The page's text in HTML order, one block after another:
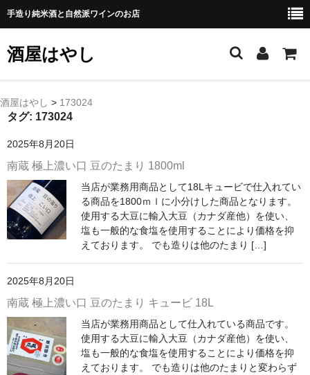
手造り純米酒と自然派ワインのお店
酒屋はやし
ホーム
純 米 酒
よえもん 川村酒造店（岩手県花巻市）
田从･月下の舞 舞鶴酒造（秋田県横手市）
綿屋 金の井酒造（宮城県栗原市）
大七 大七酒造（福島県二本松市）
宗玄 宗玄酒造（石川県珠洲市）
神亀 神亀酒造（埼玉県蓮田市）
隆・丹沢山 川西屋酒造店（神奈川県足柄上郡）
酒屋はやし > 173024
タグ: 173024
2025年8月20日
南蔵 極上濃い口 豆のたまり 1800ml
当店が業務用商品として18Lキュービで仕入れてい
る商品を1800ｍｌに小分けした商品となります。
使用する大豆に輸入大豆（カナダ産他）を使い、
塩も一般的な食塩を使用することにより価格を抑
えております。 でも造りは他のたまり […]
2025年8月20日
南蔵 極上濃い口 豆のたまり キュービ 18L
当店が業務用商品として仕入れている商品です。
使用する大豆に輸入大豆（カナダ産他）を使い、
塩も一般的な食塩を使用することにより価格を抑
えております。 でも造りは他のたまりと変わらず